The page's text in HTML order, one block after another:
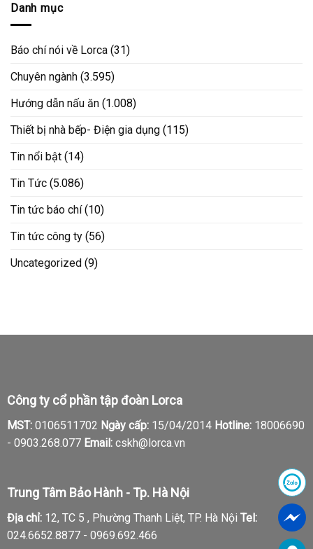
Danh mục
Báo chí nói về Lorca (31)
Chuyên ngành (3.595)
Hướng dẫn nấu ăn (1.008)
Thiết bị nhà bếp- Điện gia dụng (115)
Tin nổi bật (14)
Tin Tức (5.086)
Tin tức báo chí(10)
Tin tức công ty (56)
Uncategorized (9)
Công ty cổ phần tập đoàn Lorca
MST:0106511702 Ngày cấp:15/04/2014 Hotline:18006690
- 0903.268.077 Email:cskh@lorca.vn
Trung Tâm Bảo Hành - Tp. Hà Nội
Địa chỉ:12, TC 5 , Phường Thanh Liệt, TP. Hà Nội Tel:
024.6652.8877 - 0969.692.466